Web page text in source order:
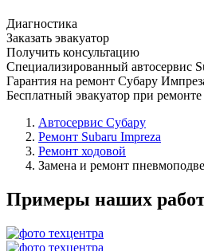
Диагностика
Заказать эвакуатор
Получить консультацию
Специализированный автосервис
Гарантия на ремонт Субару
Бесплатный эвакуатор при ремонте
Автосервис Субару
Ремонт Subaru Impreza
Ремонт ходовой
Замена и ремонт
Примеры наших